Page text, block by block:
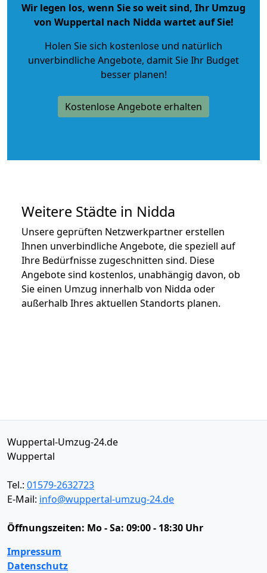
Wir legen los, wenn Sie so weit sind, Ihr Umzug
von Wuppertal nach Nidda wartet auf Sie!
Holen Sie sich kostenlose und natürlich
unverbindliche Angebote, damit Sie Ihr Budget
besser planen!
Kostenlose Angebote erhalten
Weitere Städte in Nidda
Unsere geprüften Netzwerkpartner erstellen
Ihnen unverbindliche Angebote, die speziell auf
Ihre Bedürfnisse zugeschnitten sind. Diese
Angebote sind kostenlos, unabhängig davon, ob
Sie einen Umzug innerhalb von Nidda oder
außerhalb Ihres aktuellen Standorts planen.
Wuppertal-Umzug-24.de
Wuppertal
Tel.: 01579-2632723
E-Mail: info@wuppertal-umzug-24.de
Öffnungszeiten: Mo - Sa: 09:00 - 18:30 Uhr
Impressum
Datenschutz